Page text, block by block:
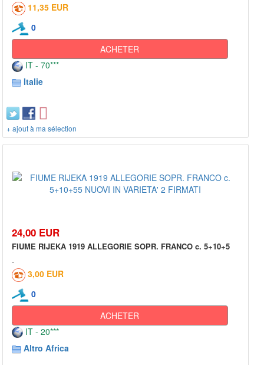
11,35 EUR
0
ACHETER
IT - 70***
Italie
+ ajout à ma sélection
24,00 EUR
FIUME RIJEKA 1919 ALLEGORIE SOPR. FRANCO c. 5+10+5
3,00 EUR
0
ACHETER
IT - 20***
Altro Africa